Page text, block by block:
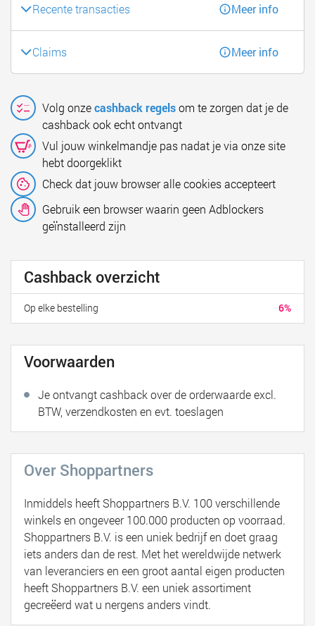
Recente transacties Meer info
Claims Meer info
Volg onzecashback regelsom te zorgen dat je de
cashback ook echt ontvangt
Vul jouw winkelmandje pas nadat je via onze site
hebt doorgeklikt
Check dat jouw browser alle cookies accepteert
Gebruik een browser waarin geen Adblockers
geïnstalleerd zijn
Cashback overzicht
6%
Op elke bestelling
Voorwaarden
Je ontvangt cashback over de orderwaarde excl.
BTW, verzendkosten en evt. toeslagen
Over Shoppartners
Inmiddels heeft Shoppartners B.V. 100 verschillende
winkels en ongeveer 100.000 producten op voorraad.
Shoppartners B.V. is een uniek bedrijf en doet graag
iets anders dan de rest. Met het wereldwijde netwerk
van leveranciers en een groot aantal eigen producten
heeft Shoppartners B.V. een uniek assortiment
gecreëerd wat u nergens anders vindt.